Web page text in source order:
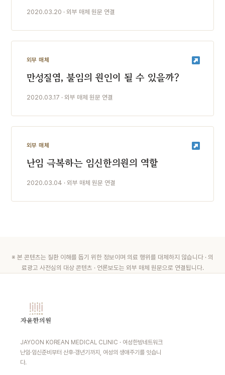
2020.03.20 · 외부 매체 원문 연결
외부 매체
만성질염, 불임의 원인이 될 수 있을까?
2020.03.17 · 외부 매체 원문 연결
외부 매체
난임 극복하는 임신한의원의 역할
2020.03.04 · 외부 매체 원문 연결
※ 본 콘텐츠는 질환 이해를 돕기 위한 정보이며 의료 행위를 대체하지 않습니다 · 의
료광고 사전심의 대상 콘텐츠 · 언론보도는 외부 매체 원문으로 연결됩니다.
JAYOON KOREAN MEDICAL CLINIC · 여성한방네트워크
난임·임신준비부터 산후·갱년기까지, 여성의 생애주기를 잇습니
다.